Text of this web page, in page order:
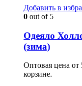
Добавить в
0 out of 5
Одеяло
(зима)
Оптовая цена от
корзине.